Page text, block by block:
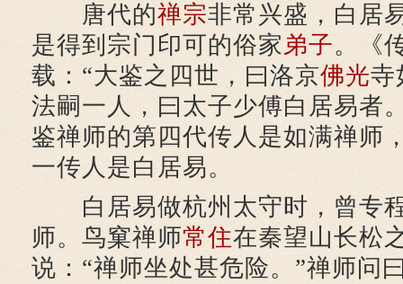
唐代的禅宗非常兴盛，白居
是得到宗门印可的俗家弟子。《
载：“大鉴之四世，曰洛京佛光寺
法嗣一人，曰太子少傅白居易者
鉴禅师的第四代传人是如满禅师
一传人是白居易。
白居易做杭州太守时，曾专
师。鸟窠禅师常住在秦望山长松
说：“禅师坐处甚危险。”禅师问